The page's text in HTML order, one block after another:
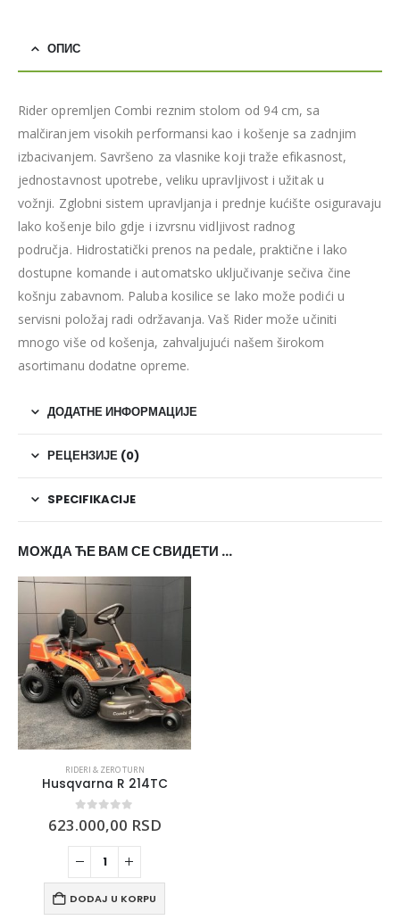
ОПИС
Rider opremljen Combi reznim stolom od 94 cm, sa
malčiranjem visokih performansi kao i košenje sa zadnjim
izbacivanjem. Savršeno za vlasnike koji traže efikasnost,
jednostavnost upotrebe, veliku upravljivost i užitak u
vožnji. Zglobni sistem upravljanja i prednje kućište osiguravaju
lako košenje bilo gdje i izvrsnu vidljivost radnog
područja. Hidrostatički prenos na pedale, praktične i lako
dostupne komande i automatsko uključivanje sečiva čine
košnju zabavnom. Paluba kosilice se lako može podići u
servisni položaj radi održavanja. Vaš Rider može učiniti
mnogo više od košenja, zahvaljujući našem širokom
asortimanu dodatne opreme.
ДОДАТНЕ ИНФОРМАЦИЈЕ
РЕЦЕНЗИЈЕ (0)
SPECIFIKACIJE
МОЖДА ЋЕ ВАМ СЕ СВИДЕТИ …
RIDERI & ZERO TURN
Husqvarna R 214TC
0out of 5
623.000,00 RSD
DODAJ U KORPU